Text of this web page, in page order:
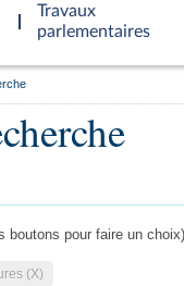
Travaux
parlementaires
boutons pour faire un choix)
(X)